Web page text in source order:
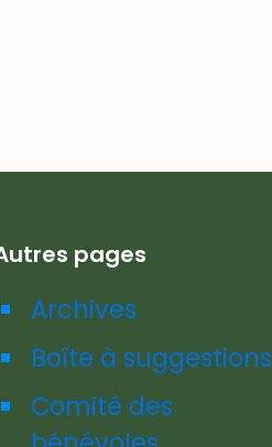
pages
Archives
Boîte à suggestions
Comité des